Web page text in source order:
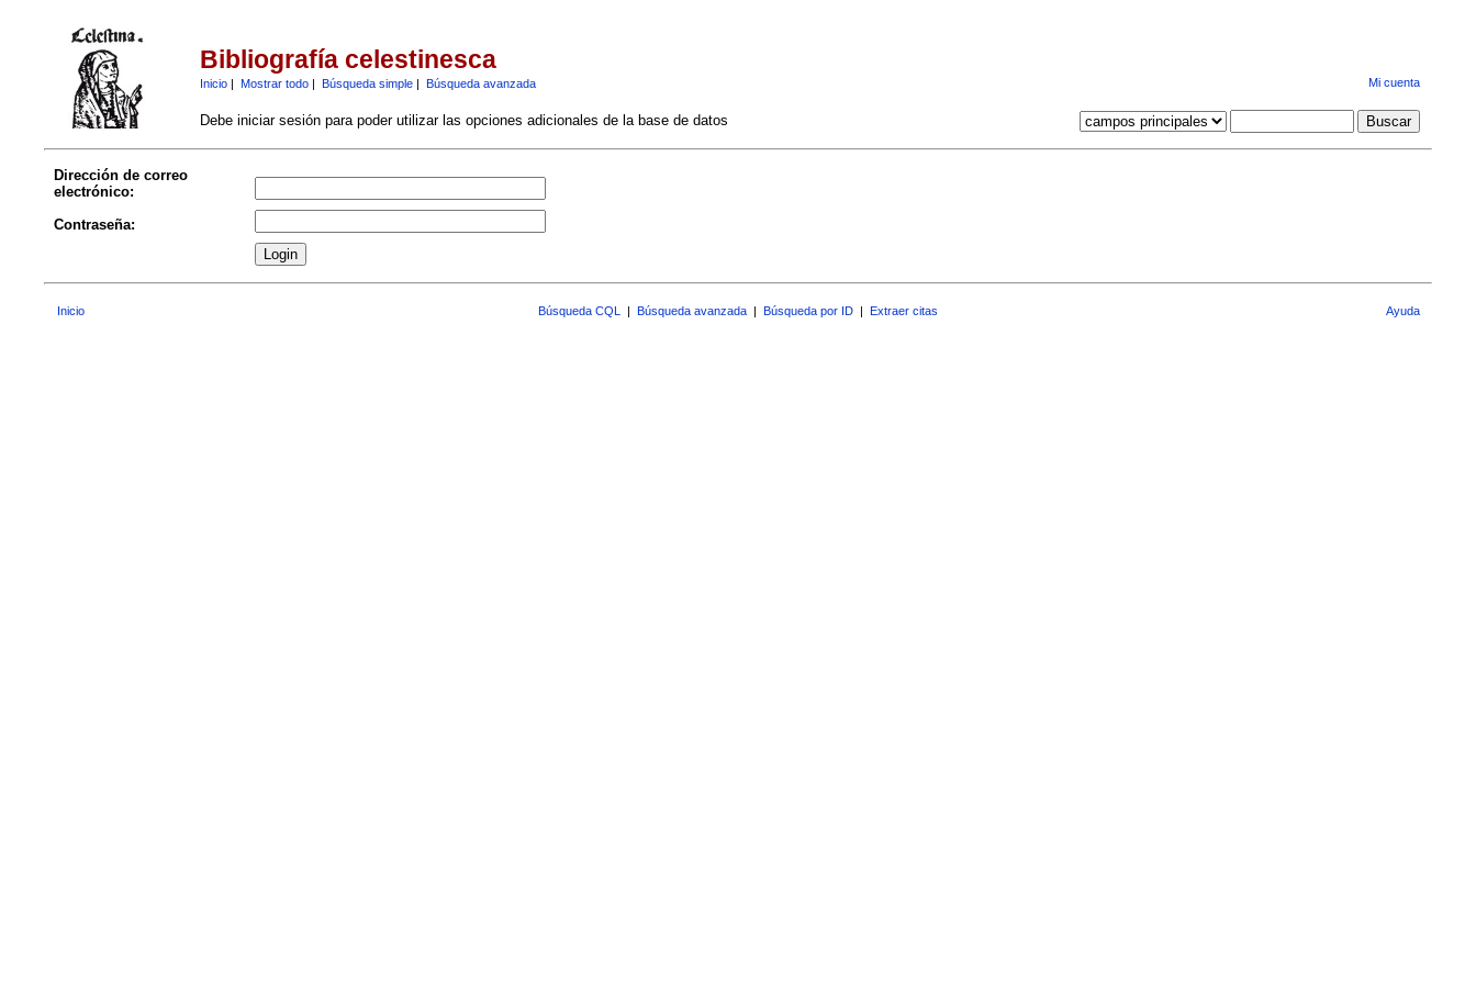
Bibliografía celestinesca
Inicio| Mostrar todo| Búsqueda simple| Búsqueda avanzada Mi cuenta
Debe iniciar sesión para poder utilizar las opciones adicionales de la base de datos
Dirección de correo
electrónico:
Contraseña:
Inicio Búsqueda CQL | Búsqueda avanzada | Búsqueda por ID | Extraer citas Ayuda